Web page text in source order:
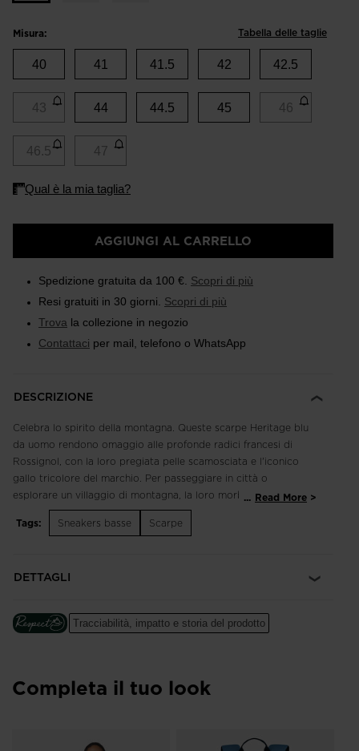
Misura: Tabella delle taglie
40 41 41.5 42 42.5
43 44 44.5 45 46
46.5 47
AGGIUNGI AL CARRELLO
Spedizione gratuita da 100 €. Scopri di più
Resi gratuiti in 30 giorni. Scopri di più
Trova la collezione in negozio
Contattaci per mail, telefono o WhatsApp
DESCRIZIONE
Celebra lo spirito della montagna. Queste scarpe Heritage blu
da uomo rendono omaggio alle profonde radici francesi di
Rossignol, con la loro pregiata pelle scamosciata e l'iconico
gallo tricolore del marchio. Per passeggiare in città o
esplorare un villaggio di montagna, la loro morbida
ammortizzazione ti manterrà leggero sui piedi.
traspirabilità allo stile classico per un comfort che dura tutto il
Comfort ammortizzato
... Read More
Tags:
Sneakers basse Scarpe
DETTAGLI
Tracciabilità, impatto e storia del prodotto
Completa il tuo look